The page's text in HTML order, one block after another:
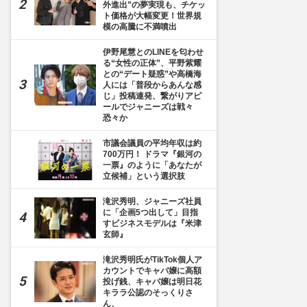
外進出”の夢実現も、チケッ
ト価格が大幅変更！世界規
模の高騰に不満噴出
伊野尾慧とのLINEを匂わせ
る“女性の正体”、平野紫耀
との“デート疑惑”や高橋海
人には「普段からあんな感
じ」投稿連発、繋がりアピ
ールでジャニーズは戦々
恐々か
市議会議員の平均年収は約
700万円！ ドラマ『銀河の
一票』のように「あなたが
立候補」という選択肢
滝沢秀明、ジャニーズ社員
に「企画5つ出して」目指
すビジネスモデルは『米津
玄師』
滝沢秀明氏がTikTok個人ア
カウントでキャバ嬢に高額
投げ銭、キャバ嬢は明日花
キララ公認のそっくりさ
ん、